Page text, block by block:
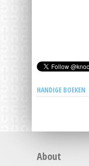
HANDIGE BOEKEN
About